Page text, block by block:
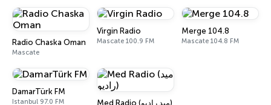
Radio Chaska Oman
Mascate
Virgin Radio
Mascate 100.9 FM
Merge 104.8
Mascate 104.8 FM
DamarTürk FM
Istanbul 97.0 FM Med Radio (ميد راديو)